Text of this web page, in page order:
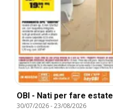
OBI - Nati per fare estate
30/07/2026-23/08/2026